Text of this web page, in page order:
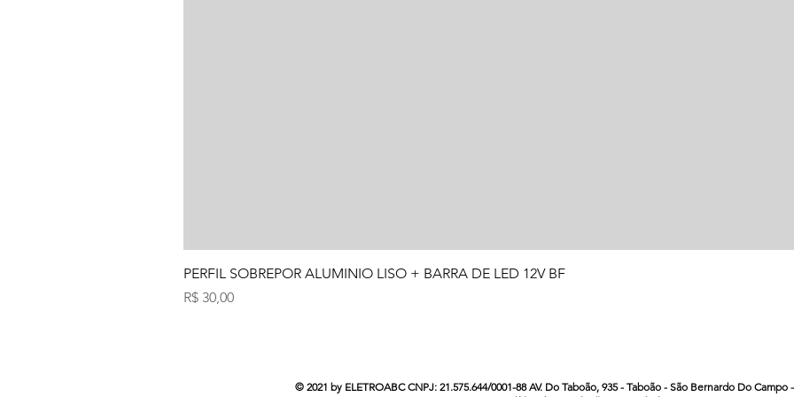
Visualização rápida
PERFIL SOBREPOR ALUMINIO LISO + BARRA DE LED 12V BF
Preço
R$ 30,00
© 2021 by ELETROABC CNPJ: 21.575.644/0001-88 AV. Do Taboão, 935 - Taboão - São Bernardo Do Campo